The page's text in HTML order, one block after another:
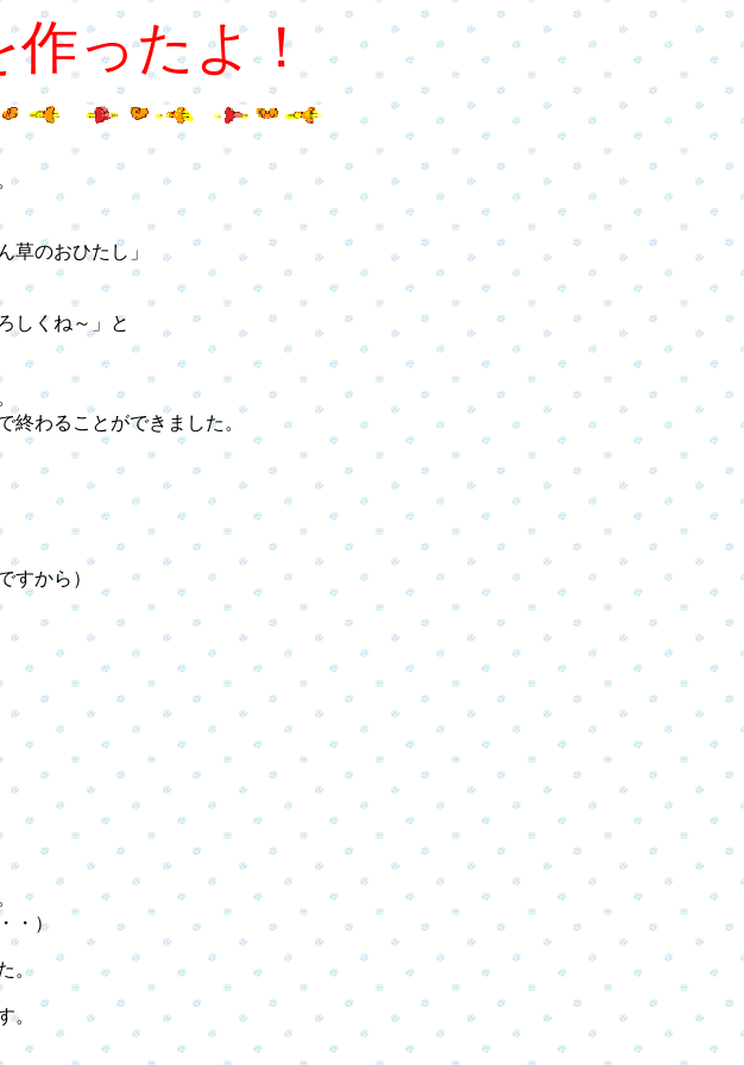
ったよ！
のおひたし」
しくね～」と
わることができました。
すから）
・）
。
。